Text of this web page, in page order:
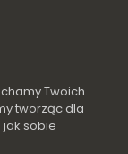
Twoich
tworząc dla
jak sobie